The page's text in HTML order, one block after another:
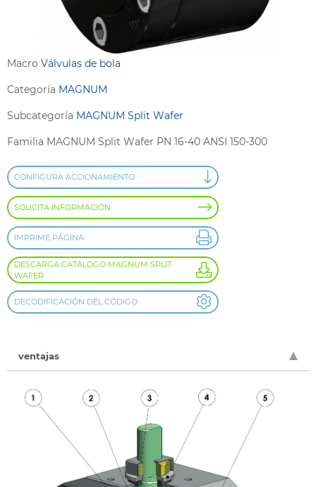
Macro Válvulas de bola
Categoría MAGNUM
Subcategoría MAGNUM Split Wafer
Familia MAGNUM Split Wafer PN 16-40 ANSI 150-300
CONFIGURA ACCIONAMIENTO
SOLICITA INFORMACIÓN
IMPRIME PÁGINA
DESCARGA CATÁLOGO MAGNUM SPLIT
WAFER
DECODIFICACIÓN DEL CÓDIGO
ventajas